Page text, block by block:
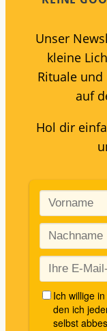
Unser
kleine
Rituale
auf
Hol dir